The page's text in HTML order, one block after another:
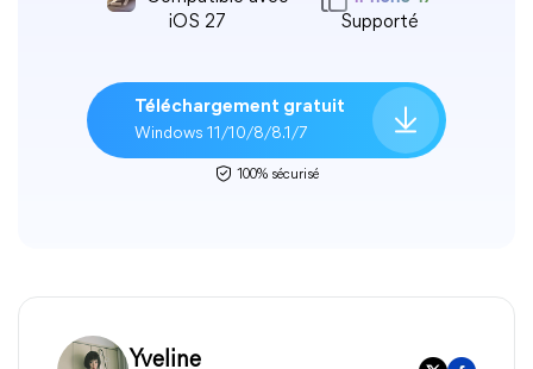
iOS 27
Supporté
Téléchargement gratuit
Windows 11/10/8/8.1/7
100% sécurisé
Yveline